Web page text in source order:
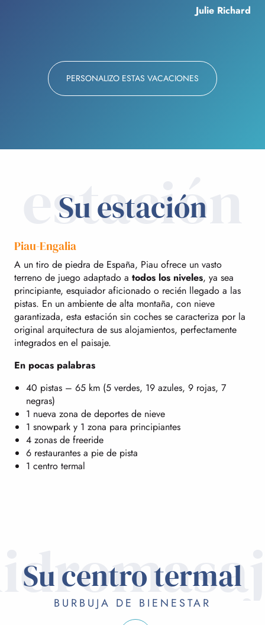
Julie Richard
PERSONALIZO ESTAS VACACIONES
estación
Su estación
Piau-Engalia
A un tiro de piedra de España, Piau ofrece un vasto
terreno de juego adaptado a todos los niveles, ya sea
principiante, esquiador aficionado o recién llegado a las
pistas. En un ambiente de alta montaña, con nieve
garantizada, esta estación sin coches se caracteriza por la
original arquitectura de sus alojamientos, perfectamente
integrados en el paisaje.
En pocas palabras
40 pistas – 65 km (5 verdes, 19 azules, 9 rojas, 7
negras)
1 nueva zona de deportes de nieve
1 snowpark y 1 zona para principiantes
4 zonas de freeride
6 restaurantes a pie de pista
1 centro termal
Su centro termal
BURBUJA DE BIENESTAR